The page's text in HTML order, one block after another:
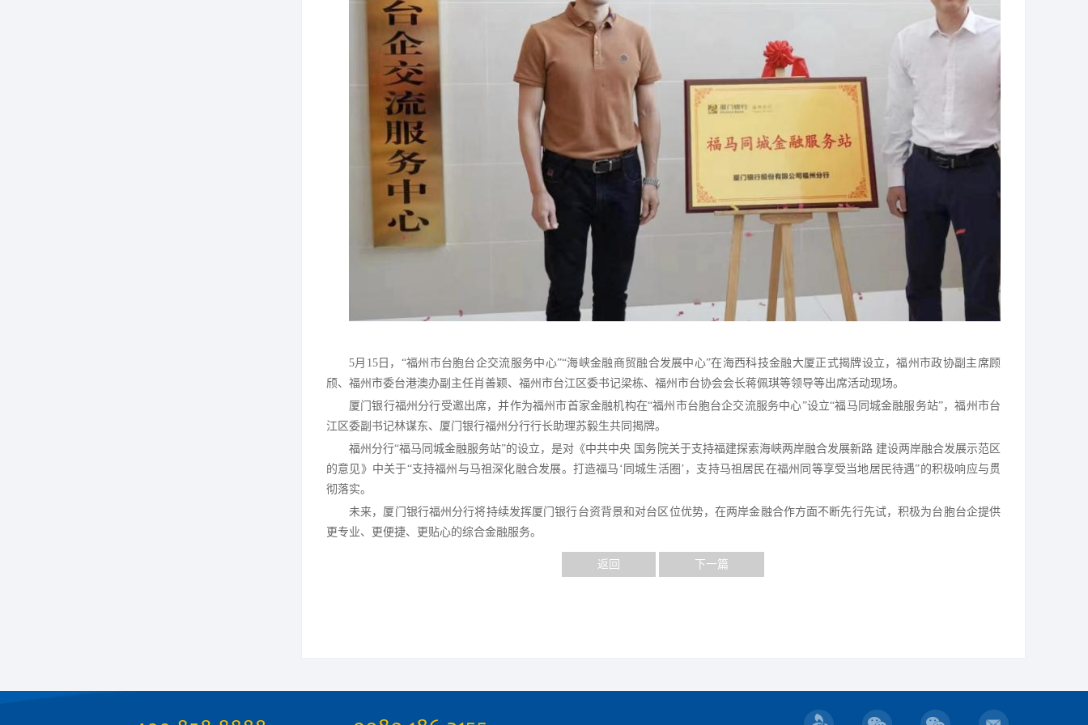
5月15日，“福州市台胞台企交流服务中心”“海峡金融商贸融合发展中心”在海西科技金融大厦正式揭牌设立，福州市政协副主席顾
颀、福州市委台港澳办副主任肖善颖、福州市台江区委书记梁栋、福州市台协会会长蒋佩琪等领导等出席活动现场。
厦门银行福州分行受邀出席，并作为福州市首家金融机构在“福州市台胞台企交流服务中心”设立“福马同城金融服务站”，福州市台
江区委副书记林谋东、厦门银行福州分行行长助理苏毅生共同揭牌。
福州分行“福马同城金融服务站”的设立，是对《中共中央 国务院关于支持福建探索海峡两岸融合发展新路 建设两岸融合发展示范区
的意见》中关于“支持福州与马祖深化融合发展。打造福马‘同城生活圈’，支持马祖居民在福州同等享受当地居民待遇”的积极响应与贯
彻落实。
未来，厦门银行福州分行将持续发挥厦门银行台资背景和对台区位优势，在两岸金融合作方面不断先行先试，积极为台胞台企提供
更专业、更便捷、更贴心的综合金融服务。
返回 下一篇